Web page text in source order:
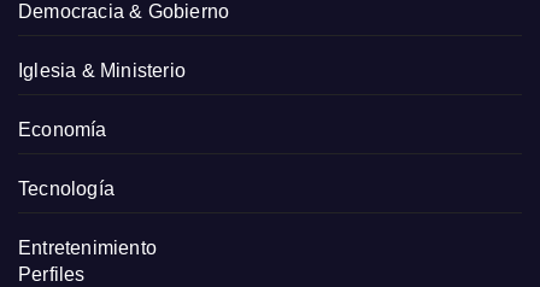
Democracia & Gobierno
Iglesia & Ministerio
Economía
Tecnología
Entretenimiento
Perfiles